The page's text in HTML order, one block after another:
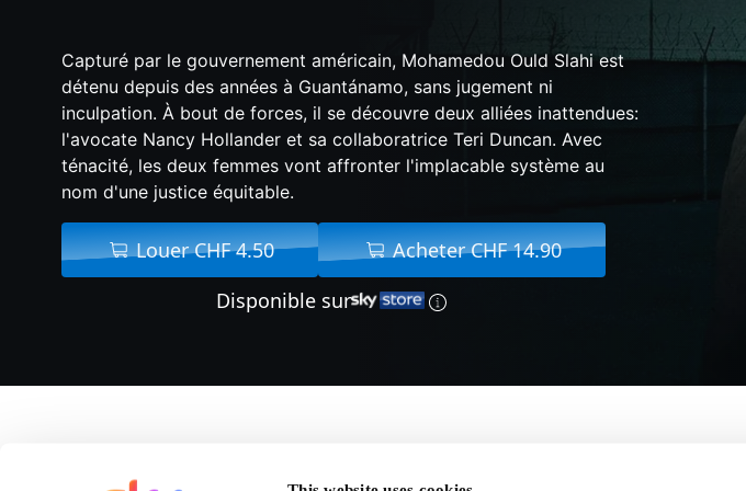
Capturé par le gouvernement américain, Mohamedou Ould Slahi est
détenu depuis des années à Guantánamo, sans jugement ni
inculpation. À bout de forces, il se découvre deux alliées inattendues:
l'avocate Nancy Hollander et sa collaboratrice Teri Duncan. Avec
ténacité, les deux femmes vont affronter l'implacable système au
nom d'une justice équitable.
Louer CHF 4.50
Acheter CHF 14.90
Disponible sur